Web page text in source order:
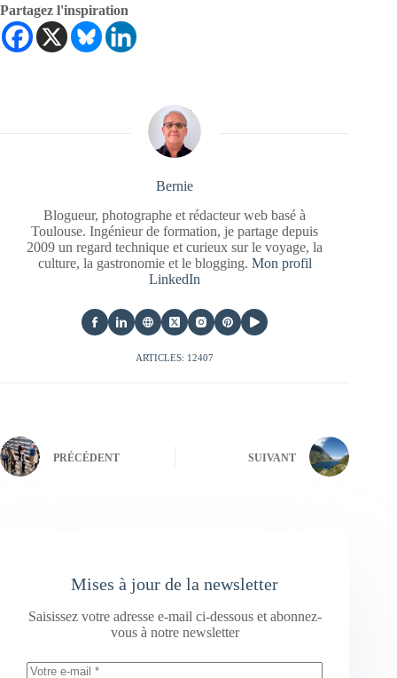
Partagez l'inspiration
Bernie
Blogueur, photographe et rédacteur web basé à
Toulouse. Ingénieur de formation, je partage depuis
2009 un regard technique et curieux sur le voyage, la
culture, la gastronomie et le blogging. Mon profil
LinkedIn
ARTICLES: 12407
PRÉCÉDENT SUIVANT
Mises à jour de la newsletter
Saisissez votre adresse e-mail ci-dessous et abonnez-
vous à notre newsletter